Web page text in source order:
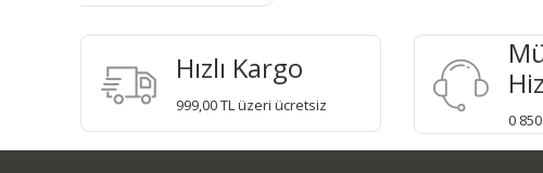
Hızlı Kargo
999,00 TL üzeri ücretsiz
0